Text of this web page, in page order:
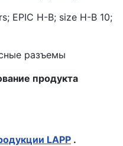
EPIC H-B; size H-B 10;
разъемы
продукта
LAPP .